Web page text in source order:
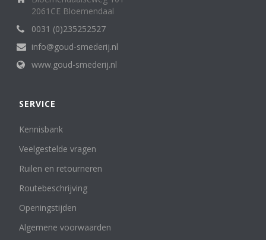
2061CE Bloemendaal
0031 (0)235252527
info@goud-smederij.nl
www.goud-smederij.nl
SERVICE
Kennisbank
Veelgestelde vragen
Ruilen en retourneren
Routebeschrijving
Openingstijden
Algemene voorwaarden